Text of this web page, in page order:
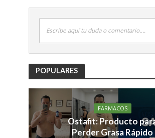
Escribe aquí tu duda o comentario....
POPULARES
FARMACOS
Ostafit: Producto
Perder Grasa Rápido